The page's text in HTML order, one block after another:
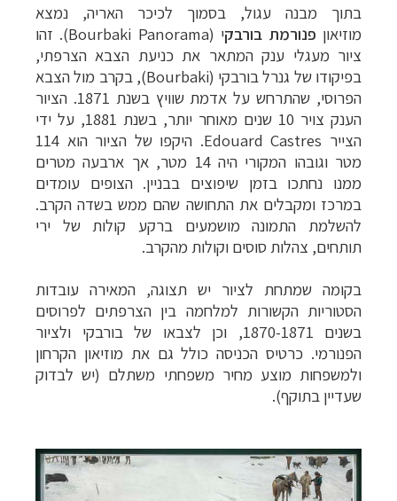
בתוך מבנה עגול, בסמוך לכיכר האריה, נמצא
מוזיאון פנורמת בורבקי (Bourbaki Panorama).
זהו
ציור מעגלי ענק המתאר את כניעת הצבא הצרפתי,
בפיקודו של גנרל בורבקי (Bourbaki), בק
רב מול הצבא
הפרוסי, שהתרחש על אדמת שוויץ בשנת 1871. הציור
הענק צויר 10 שנים מאוחר יותר, בשנת 1881, על ידי
הצייר Edouard Castres. היקפו של הציור ה
וא 114
מטר וגובהו המקורי היה 14 מטר, אך ארבעה מטרים
ממנו נחתכו בזמן שיפוצים בבניין. הצופים עומדים
במרכז ומקבלים את התחושה שהם ממש בשדה הקרב.
להשלמת התמונה מושמעים ברקע קולות של ירי
תותחים, צהלות סוסים וקולות מהקרב.
בקומה שמתחת לציור יש תצוגה, המאירה עובדות
הסטוריות הקשורות למלחמה בין הצרפתים לפרוסים
בשנים 1870-1871, וכן לצבאו של בורבקי ולציור
הפנורמי. כרטיס הכניסה כולל גם את מוזיאון הקרחון
ולמשפחות מוצע מחיר משפחתי משתלם (יש לבדוק
שעדיין בתוקף).